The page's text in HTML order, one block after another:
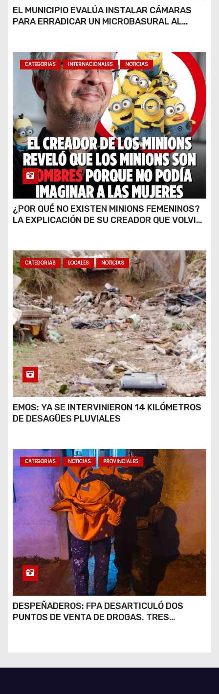
EL MUNICIPIO EVALÚA INSTALAR CÁMARAS
PARA ERRADICAR UN MICROBASURAL AL
CATEGORIAS INTERNACIONALES NOTICIAS
¿POR QUÉ NO EXISTEN MINIONS FEMENINOS?
LA EXPLICACIÓN DE SU CREADOR QUE VOLVIÓ
CATEGORIAS LOCALES NOTICIAS
EMOS: YA SE INTERVINIERON 14 KILÓMETROS
DE DESAGÜES PLUVIALES
CATEGORIAS NOTICIAS PROVINCIALES
DESPEÑADEROS: FPA DESARTICULÓ DOS
PUNTOS DE VENTA DE DROGAS. TRES